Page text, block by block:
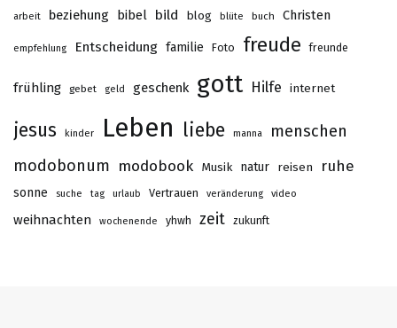
arbeit beziehung bibel bild blog blüte buch Christen
empfehlung Entscheidung familie Foto freude freunde
frühling gebet geld geschenk gott Hilfe internet
jesus kinder Leben liebe manna
menschen
modobonum modobook Musik natur reisen ruhe
sonne suche tag urlaub Vertrauen veränderung video
weihnachten wochenende yhwh zeit zukunft